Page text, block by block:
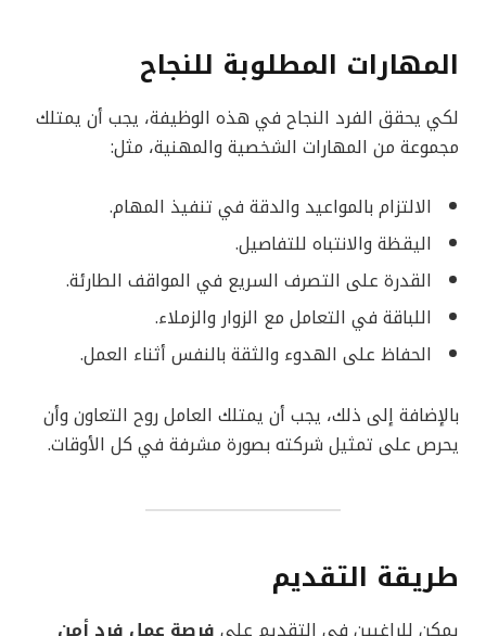
المهارات المطلوبة للنجاح
لكي يحقق الفرد النجاح في هذه الوظيفة، يجب أن يمتلك
مجموعة من المهارات الشخصية والمهنية، مثل:
الالتزام بالمواعيد والدقة في تنفيذ المهام.
اليقظة والانتباه للتفاصيل.
القدرة على التصرف السريع في المواقف الطارئة.
اللباقة في التعامل مع الزوار والزملاء.
الحفاظ على الهدوء والثقة بالنفس أثناء العمل.
بالإضافة إلى ذلك، يجب أن يمتلك العامل روح التعاون وأن
يحرص على تمثيل شركته بصورة مشرفة في كل الأوقات.
طريقة التقديم